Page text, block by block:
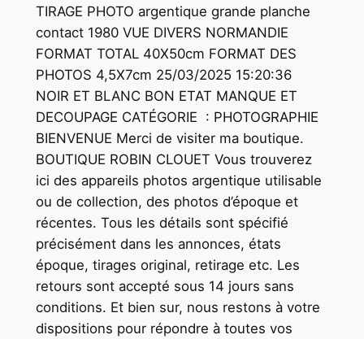
TIRAGE PHOTO argentique grande planche
contact 1980 VUE DIVERS NORMANDIE
FORMAT TOTAL 40X50cm FORMAT DES
PHOTOS 4,5X7cm 25/03/2025 15:20:36
NOIR ET BLANC BON ETAT MANQUE ET
DECOUPAGE CATÉGORIE : PHOTOGRAPHIE
BIENVENUE Merci de visiter ma boutique.
BOUTIQUE ROBIN CLOUET Vous trouverez
ici des appareils photos argentique utilisable
ou de collection, des photos d’époque et
récentes. Tous les détails sont spécifié
précisément dans les annonces, états
époque, tirages original, retirage etc. Les
retours sont accepté sous 14 jours sans
conditions. Et bien sur, nous restons à votre
dispositions pour répondre à toutes vos